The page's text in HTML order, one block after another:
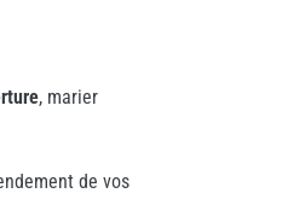
, marier
de vos